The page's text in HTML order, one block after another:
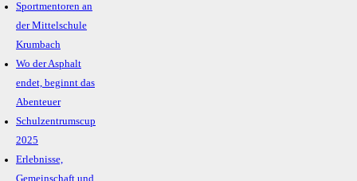
Sportmentoren an
der Mittelschule
Krumbach
Wo der Asphalt
endet, beginnt das
Abenteuer
Schulzentrumscup
2025
Erlebnisse,
Gemeinschaft und